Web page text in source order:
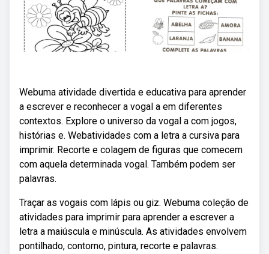
Webuma atividade divertida e educativa para aprender
a escrever e reconhecer a vogal a em diferentes
contextos. Explore o universo da vogal a com jogos,
histórias e. Webatividades com a letra a cursiva para
imprimir. Recorte e colagem de figuras que comecem
com aquela determinada vogal. Também podem ser
palavras.
Traçar as vogais com lápis ou giz. Webuma coleção de
atividades para imprimir para aprender a escrever a
letra a maiúscula e minúscula. As atividades envolvem
pontilhado, contorno, pintura, recorte e palavras.